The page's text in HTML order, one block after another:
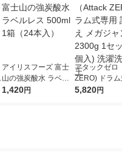
アイリスフーズ 富士
山の強炭酸水 ラベル
レス 500ml 1箱（24
1,420円
アタックゼロ
ZERO) ドラ
詰め替え メガ
5,820円